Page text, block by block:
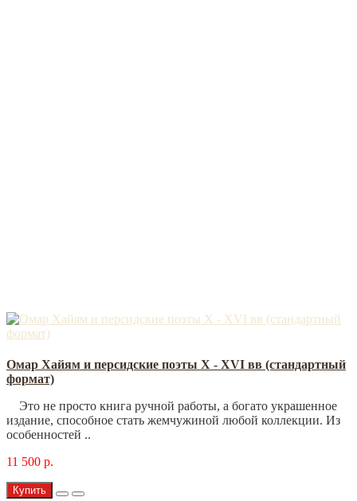
Омар Хайям и персидские поэты X - XVI вв (стандартный
формат)
Это не просто книга ручной работы, а богато украшенное
издание, способное стать жемчужиной любой коллекции. Из
особенностей ..
11 500 р.
Купить